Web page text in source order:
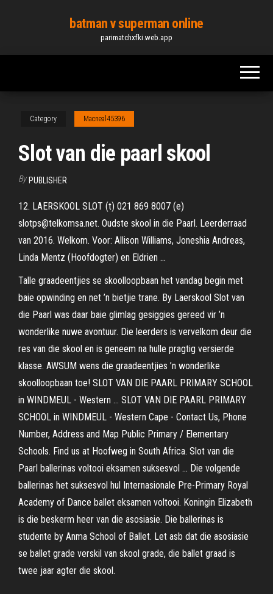
content
batman v superman online
parimatchxfki.web.app
Category Macneal45396
Slot van die paarl skool
By PUBLISHER
12. LAERSKOOL SLOT (t) 021 869 8007 (e)
slotps@telkomsa.net. Oudste skool in die Paarl. Leerderraad
van 2016. Welkom. Voor: Allison Williams, Joneshia Andreas,
Linda Mentz (Hoofdogter) en Eldrien ...
Talle graadeentjies se skoolloopbaan het vandag begin met
baie opwinding en net ’n bietjie trane. By Laerskool Slot van
die Paarl was daar baie glimlag gesiggies gereed vir ’n
wonderlike nuwe avontuur. Die leerders is vervelkom deur die
res van die skool en is geneem na hulle pragtig versierde
klasse. AWSUM wens die graadeentjies ’n wonderlike
skoolloopbaan toe! SLOT VAN DIE PAARL PRIMARY SCHOOL
in WINDMEUL - Western ... SLOT VAN DIE PAARL PRIMARY
SCHOOL in WINDMEUL - Western Cape - Contact Us, Phone
Number, Address and Map Public Primary / Elementary
Schools. Find us at Hoofweg in South Africa. Slot van die
Paarl ballerinas voltooi eksamen suksesvol ... Die volgende
ballerinas het suksesvol hul Internasionale Pre-Primary Royal
Academy of Dance ballet eksamen voltooi. Koningin Elizabeth
is die beskerm heer van die asosiasie. Die ballerinas is
studente by Anma School of Ballet. Let asb dat die asosiasie
se ballet grade verskil van skool grade, die ballet graad is
twee jaar agter die skool.